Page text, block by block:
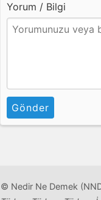
Yorum / Bilgi
Gönder
© Nedir Ne Demek